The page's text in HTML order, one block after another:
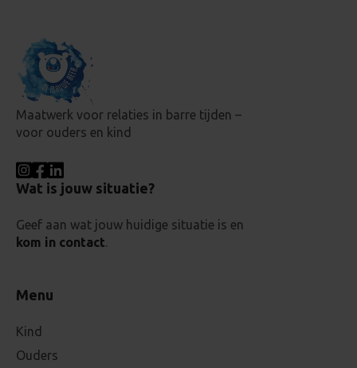
Maatwerk voor relaties in barre tijden –
voor ouders en kind
Wat is jouw situatie?
Geef aan wat jouw huidige situatie is en
kom in contact.
Menu
Kind
Ouders